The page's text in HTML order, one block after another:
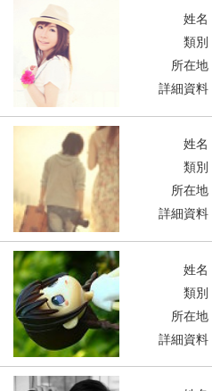
姓名
類別
所在地
詳細資料
姓名
類別
所在地
詳細資料
姓名
類別
所在地
詳細資料